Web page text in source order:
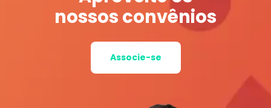
nossos convênios
Associe-se